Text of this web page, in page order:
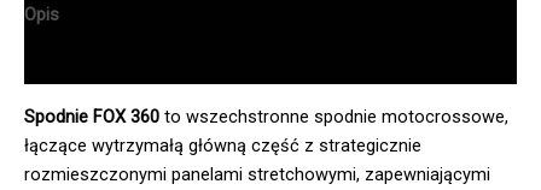
Opis
Spodnie FOX 360 to wszechstronne spodnie motocrossowe,
łączące wytrzymałą główną część z strategicznie
rozmieszczonymi panelami stretchowymi, zapewniającymi